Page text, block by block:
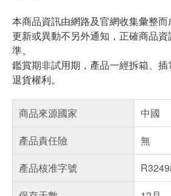
本商品資訊由網路及官網收集彙整
更新或異動不另外通知，正確商品
準。
鑑賞期非試用期，產品一經拆箱、
退貨權利。
商品來源國家
中國
產品責任險
無
產品核准字號